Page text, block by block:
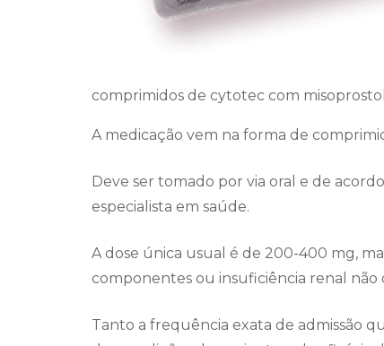
comprimidos de cytotec com misoprostol
A medicação vem na forma de
Deve ser tomado por via oral e de
especialista em saúde.
A dose única usual é de 200-400 mg,
componentes ou insuficiência renal não
Tanto a frequência exata de admissão